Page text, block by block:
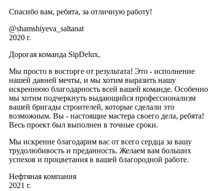
Спасибо вам, ребята, за отличную работу!
@shamshiyeva_saltanat
2020 г.
Дорогая команда SipDelux,
Мы просто в восторге от результата! Это - исполнение
нашей давней мечты, и мы хотим выразить нашу
искреннюю благодарность всей вашей команде. Особенно
мы хотим подчеркнуть выдающийся профессионализм
вашей бригады строителей, которые сделали это
возможным. Вы - настоящие мастера своего дела, ребята!
Весь проект был выполнен в точные сроки.
Мы искренне благодарим вас от всего сердца за вашу
трудолюбивость и преданность. Желаем вам больших
успехов и процветания в вашей благородной работе.
Нефтяная компания
2021 г.